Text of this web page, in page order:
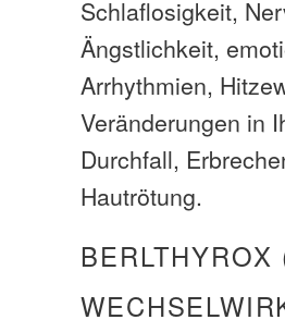
Schlaflosigkeit,
Ängstlichkeit,
Arrhythmien,
Veränderungen in
Durchfall,
Hautrötung.